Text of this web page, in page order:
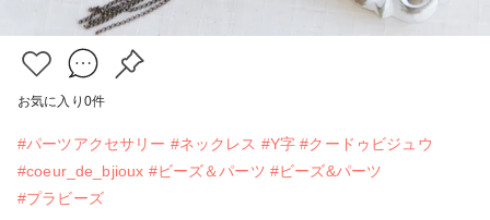
お気に入り 0件
#パーツアクセサリー #ネックレス #Y字 #クードゥビジュウ
#coeur_de_bjioux #ビーズ＆パーツ #ビーズ&パーツ
#プラビーズ